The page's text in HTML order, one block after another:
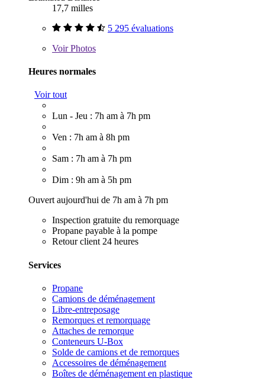
17,7 milles
5 295 évaluations
VoirPhotos
Heures normales
Voir tout
Lun - Jeu : 7h am à 7h pm
Ven : 7h am à 8h pm
Sam : 7h am à 7h pm
Dim : 9h am à 5h pm
Ouvert aujourd'hui de 7h am à 7h pm
Inspection gratuite du remorquage
Propane payable à la pompe
Retour client 24 heures
Services
Propane
Camions de déménagement
Libre-entreposage
Remorques et remorquage
Attaches de remorque
Conteneurs U-Box
Solde de camions et de remorques
Accessoires de déménagement
Boîtes de déménagement en plastique